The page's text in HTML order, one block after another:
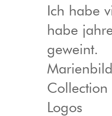
Ich habe
habe
geweint.
Collection
Logos